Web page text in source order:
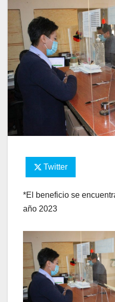
Twitter
*El beneficio se
año 2023